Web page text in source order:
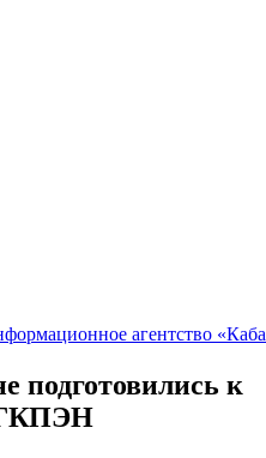
подготовились к
ГКПЭН